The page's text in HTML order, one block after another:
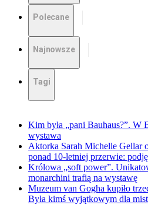
Polecane
Najnowsze
Tagi
Kim była „pani Bauhaus?”. W
wystawa
Aktorka Sarah Michelle Gellar
ponad 10-letniej przerwie:
Królowa „soft power”.
monarchini trafią na wystawę
Muzeum van Gogha kupiło
Była kimś wyjątkowym dla